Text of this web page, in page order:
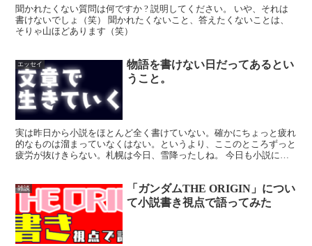
聞かれたくない質問は何ですか ? 説明してください。 いや、それは
書けないでしょ（笑） 聞かれたくないこと、答えたくないことは、
そりゃ山ほどあります（笑）
エッセイ
物語を書けない日だってあるとい
うこと。
実は昨日から小説をほとんど全く書けていない。確かにちょっと疲れ
的なものは溜まっていなくはない。というより、ここのところずっと
疲労が抜けきらない。札幌は今日、雪降ったしね。 今日も小説には
雑談
「ガンダムTHE ORIGIN」につい
て小説書き視点で語ってみた